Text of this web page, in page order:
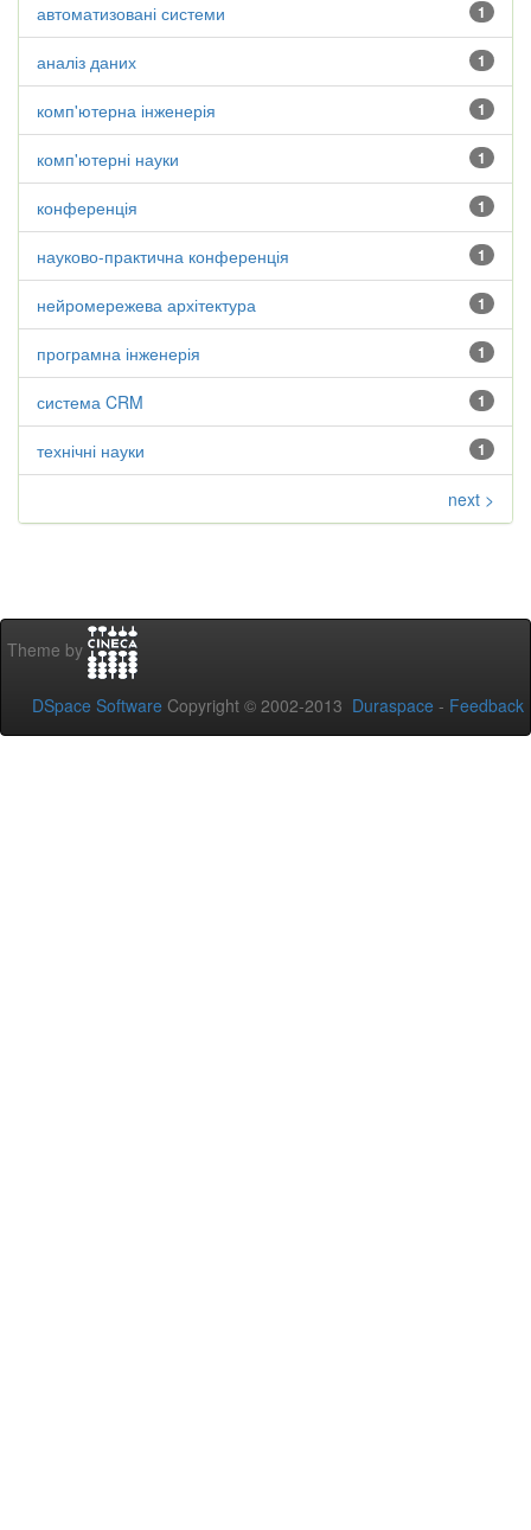
1
автоматизовані системи
1
аналіз даних
1
комп'ютерна інженерія
1
комп'ютерні науки
1
конференція
1
науково-практична конференція
1
нейромережева архітектура
1
програмна інженерія
1
система CRM
1
технічні науки
next >
Theme by
DSpace Software Copyright © 2002-2013 Duraspace - Feedback